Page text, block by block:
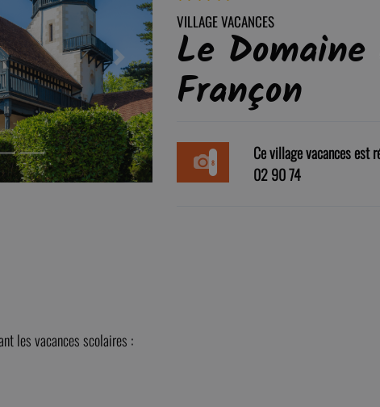
Next
VILLAGE VACANCES
Le Domaine
Françon
8
Ce village vacances est
02 90 74
les vacances scolaires :